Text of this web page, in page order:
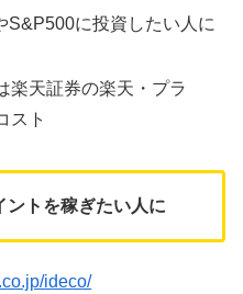
に投資したい人に
楽天証券の楽天・プラ
スト
ントを稼ぎたい人に
ideco/